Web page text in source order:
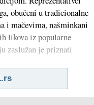
obučeni u tradicionalne
i mačevima, našminkani
likova iz popularne
zaslužan je priznati